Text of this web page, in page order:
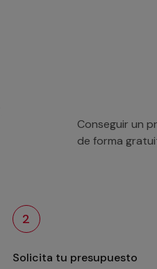
Conseguir un
de forma
2
Solicita tu presupuesto